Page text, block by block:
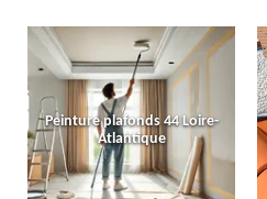
Peinture plafonds 44 Loire-
Atlantique